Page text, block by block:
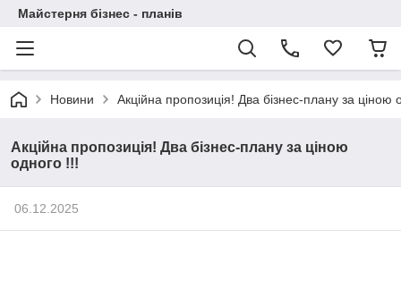
Майстерня бізнес - планів
Новини Акційна пропозиція! Два бізнес-плану за ціною
Акційна пропозиція! Два бізнес-плану за ціною
одного !!!
06.12.2025